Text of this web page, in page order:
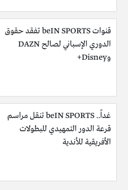
قنوات beIN SPORTS تفقد حقوق
الدوري الإسباني لصالح DAZN
وDisney+
غداً.. beIN SPORTS تنقل مراسم
قرعة الدور التمهيدي للبطولات
الأفريقية للأندية